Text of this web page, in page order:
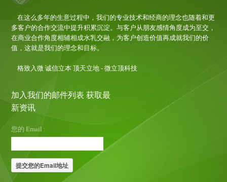
在这么多年的生意过程中，我们的专业技术和经商的理念也随着和更
多客户的合作交流中提升积累沉淀。与客户从朋友感情角度成为至交，
在商业合作角度相辅相成水乳交融，为客户创造价值再成就我们的价
值，这就是我们的理念和目标。
格致入微 诚信立本 顶天立地 - 微立顶科技
加入我们的邮件列表 获取最
新资讯
您的 Email :